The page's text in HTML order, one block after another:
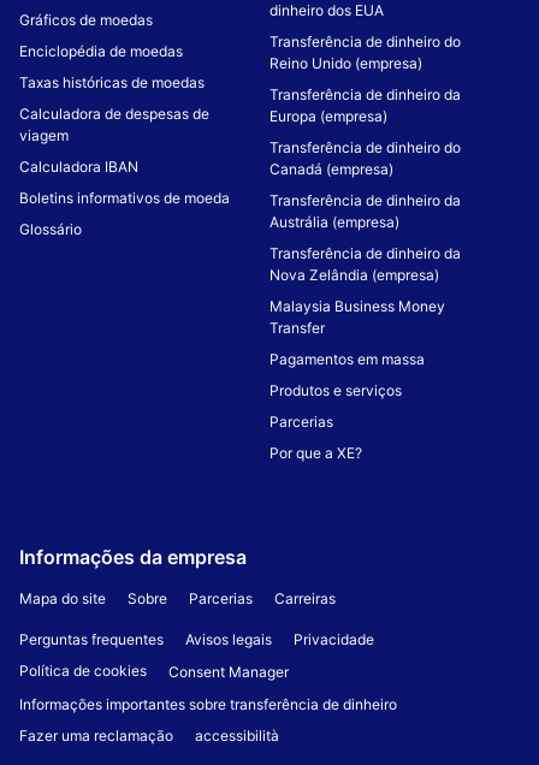
Gráficos de moedas
Enciclopédia de moedas
Taxas históricas de moedas
Calculadora de despesas de
viagem
Calculadora IBAN
Boletins informativos de moeda
Glossário
dinheiro dos EUA
Transferência de dinheiro do
Reino Unido (empresa)
Transferência de dinheiro da
Europa (empresa)
Transferência de dinheiro do
Canadá (empresa)
Transferência de dinheiro da
Austrália (empresa)
Transferência de dinheiro da
Nova Zelândia (empresa)
Malaysia Business Money
Transfer
Pagamentos em massa
Produtos e serviços
Parcerias
Por que a XE?
Informações da empresa
Mapa do site Sobre Parcerias Carreiras
Perguntas frequentes Avisos legais
Privacidade
Política de cookies
Consent Manager
Informações importantes sobre transferência de dinheiro
Fazer uma reclamação
accessibilità